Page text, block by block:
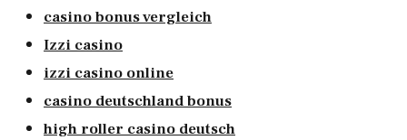
casino bonus vergleich
Izzi casino
izzi casino online
casino deutschland bonus
high roller casino deutsch